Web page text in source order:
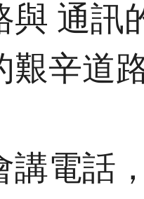
與 通訊
艱辛道
講電話